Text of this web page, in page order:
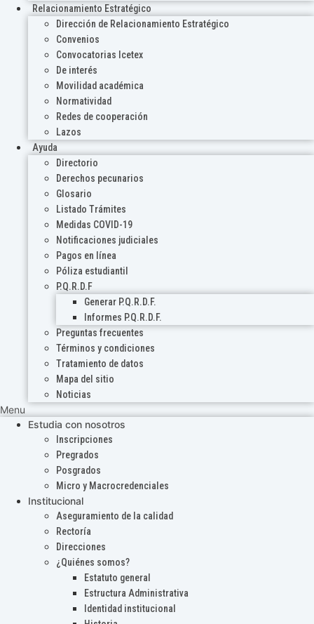
Relacionamiento Estratégico
Dirección de Relacionamiento Estratégico
Convenios
Convocatorias Icetex
De interés
Movilidad académica
Normatividad
Redes de cooperación
Lazos
Ayuda
Directorio
Derechos pecunarios
Glosario
Listado Trámites
Medidas COVID-19
Notificaciones judiciales
Pagos en línea
Póliza estudiantil
P.Q.R.D.F
Generar P.Q.R.D.F.
Informes P.Q.R.D.F.
Preguntas frecuentes
Términos y condiciones
Tratamiento de datos
Mapa del sitio
Noticias
Menu
Estudia con nosotros
Inscripciones
Pregrados
Posgrados
Micro y Macrocredenciales
Institucional
Aseguramiento de la calidad
Rectoría
Direcciones
¿Quiénes somos?
Estatuto general
Estructura Administrativa
Identidad institucional